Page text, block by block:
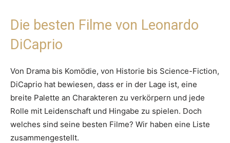
Die besten Filme von Leonardo
DiCaprio
Von Drama bis Komödie, von Historie bis Science-Fiction,
DiCaprio hat bewiesen, dass er in der Lage ist, eine
breite Palette an Charakteren zu verkörpern und jede
Rolle mit Leidenschaft und Hingabe zu spielen. Doch
welches sind seine besten Filme? Wir haben eine Liste
zusammengestellt.